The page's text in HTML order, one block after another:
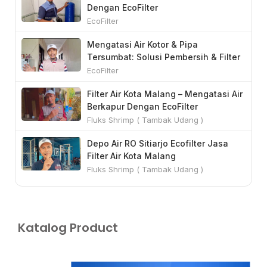
e
n
Dengan EcoFilter
EcoFilter
Mengatasi Air Kotor & Pipa
Tersumbat: Solusi Pembersih & Filter
Air
EcoFilter
Filter Air Kota Malang – Mengatasi Air
Berkapur Dengan EcoFilter
Fluks Shrimp ( Tambak Udang )
Depo Air RO Sitiarjo Ecofilter Jasa
Filter Air Kota Malang
Fluks Shrimp ( Tambak Udang )
Katalog Product